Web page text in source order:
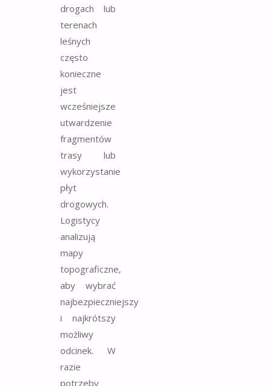
drogach lub
terenach
leśnych
często
konieczne
jest
wcześniejsze
utwardzenie
fragmentów
trasy lub
wykorzystanie
płyt
drogowych.
Logistycy
analizują
mapy
topograficzne,
aby wybrać
najbezpieczniejszy
i najkrótszy
możliwy
odcinek. W
razie
potrzeby